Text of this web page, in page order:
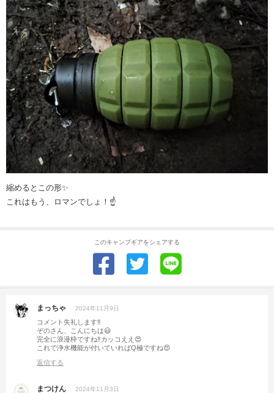
縮めるとこの形✨
これはもう、ロマンでしょ！☝️
このキャンプギアをシェアする
まっちゃ 2024年11月9日
コメント失礼します‼︎
ぞのさん、こんにちは😃
完全に浪漫枠ですね‼︎カッコええ😍
これで浄水機能が付いていればQ極ですね😍
返信する
まつけん 2024年11月3日